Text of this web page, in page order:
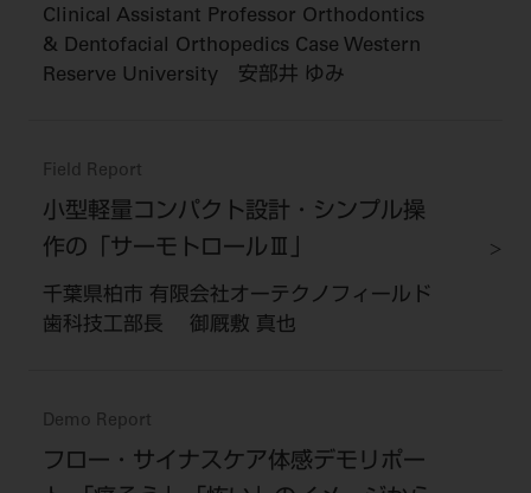
Clinical Assistant Professor Orthodontics
& Dentofacial Orthopedics Case Western
Reserve University 安部井 ゆみ
Field Report
小型軽量コンパクト設計・シンプル操
作の「サーモトロールⅢ」
千葉県柏市 有限会社オーテクノフィールド
歯科技工部長 御厩敷 真也
Demo Report
フロー・サイナスケア体感デモリポー